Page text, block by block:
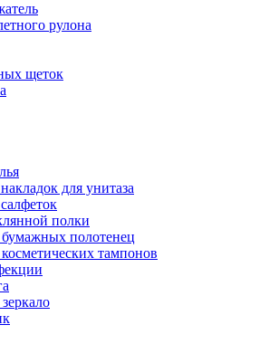
рулона
щеток
для унитаза
полки
полотенец
тампонов